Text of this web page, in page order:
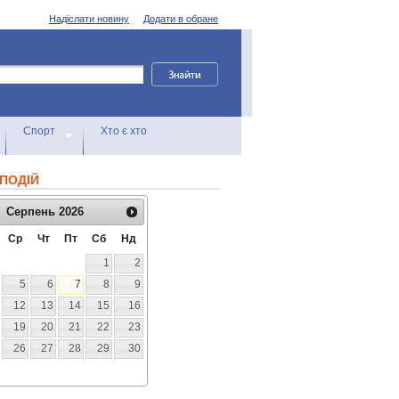
Додати в обране
Надіслати новину
Спорт Хто є хто
Серпень 2026
Ср Чт Пт Сб
Нд
1
2
5 6 7 8
9
12 13 14 15
16
19 20 21 22
23
26 27 28 29
30